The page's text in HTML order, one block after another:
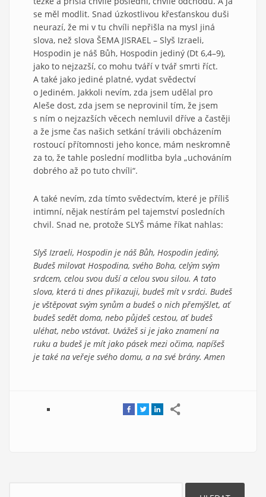
se měl modlit. Snad úzkostlivou křesťanskou duši
neurazí, že mi v tu chvíli nepřišla na mysl jiná
slova, než slova ŠEMA JISRAEL – Slyš Izraeli,
Hospodin je náš Bůh, Hospodin jediný (Dt 6,4–9),
jako to nejzazší, co mohu tváří v tvář smrti říct.
A také jako jediné platné, vydat svědectví
o Jediném. Jakkoli nevím, zda jsem udělal pro
Aleše dost, zda jsem se neprovinil tím, že jsem
s ním o nejzazších věcech nemluvil dříve a častěji
a že jsme čas našich setkání trávili obcházením
rostoucí přítomnosti jeho konce, mám neskromně
za to, že tahle poslední modlitba byla „uchováním
dobrého až po tuto chvíli“.
A také nevím, zda tímto svědectvím, které je příliš
intimní, nějak nestírám pel tajemství posledních
chvil. Snad ne, protože SLYŠ máme říkat nahlas:
Slyš Izraeli, Hospodin je náš Bůh, Hospodin jediný,
Budeš milovat Hospodina, svého Boha, celým svým
srdcem, celou svou duší a celou svou silou. A tato
slova, která ti dnes přikazuji, budeš mít v srdci. Budeš
je vštěpovat svým synům a budeš o nich přemýšlet, ať
budeš sedět doma, nebo půjdeš cestou, ať budeš
uléhat, nebo vstávat. Uvážeš si je jako znamení na
ruku a budeš je mít jako pásek mezi očima, napíšeš
je také na veřeje svého domu, a na své brány. Amen